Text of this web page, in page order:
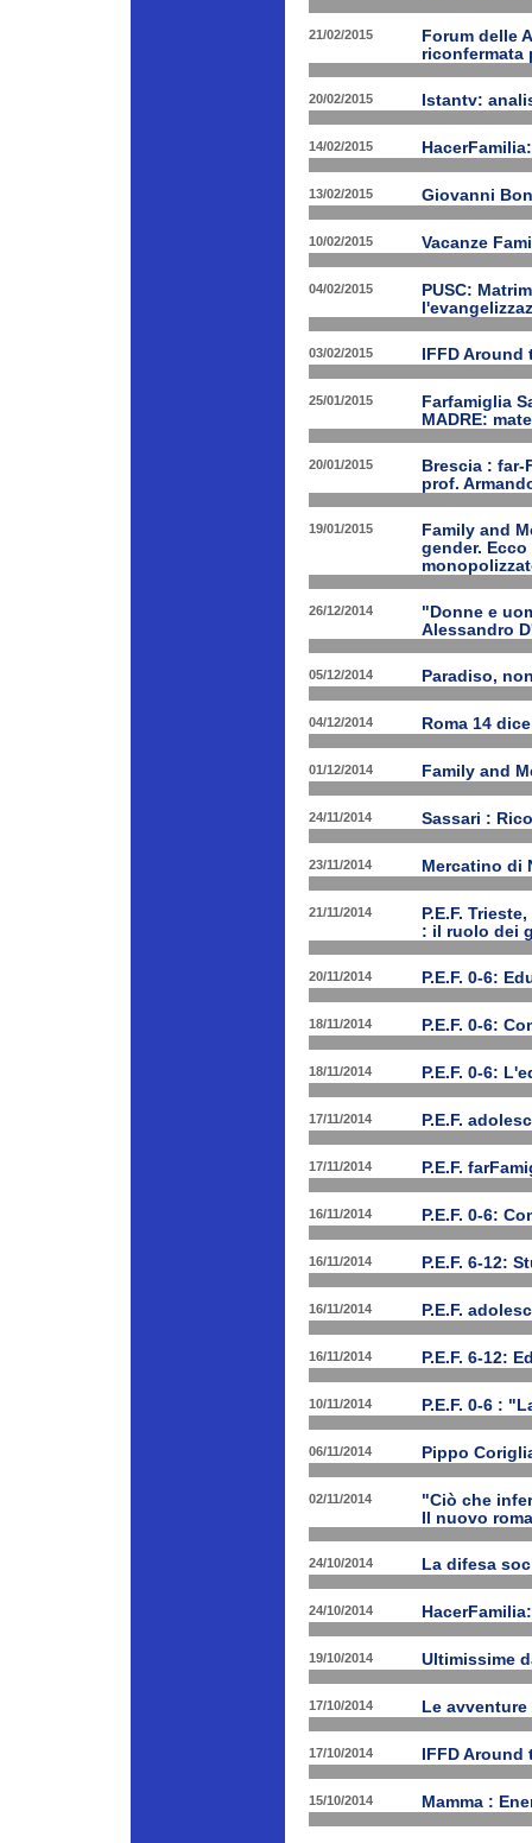
21/02/2015
Forum delle
riconfermata
20/02/2015 Istantv:
14/02/2015
13/02/2015 Giovanni
10/02/2015 Vacanze
04/02/2015
PUSC:
03/02/2015 IFFD
25/01/2015
Farfamiglia
MADRE:
20/01/2015
Brescia :
prof.
19/01/2015
Family and
gender.
26/12/2014
"Donne e
Alessandro
05/12/2014 Paradiso,
04/12/2014 Roma 14
01/12/2014 Family and
24/11/2014 Sassari :
23/11/2014 Mercatino di
21/11/2014
P.E.F.
: il ruolo dei
20/11/2014 P.E.F. 0-6:
18/11/2014 P.E.F. 0-6:
18/11/2014 P.E.F. 0-6:
17/11/2014 P.E.F.
17/11/2014 P.E.F.
16/11/2014 P.E.F. 0-6:
16/11/2014 P.E.F. 6-12:
16/11/2014 P.E.F.
16/11/2014 P.E.F. 6-12:
10/11/2014 P.E.F. 0-6 :
06/11/2014 Pippo
02/11/2014
"Ciò che
Il nuovo
24/10/2014 La difesa
24/10/2014
19/10/2014 Ultimissime
17/10/2014 Le
17/10/2014 IFFD
15/10/2014 Mamma :